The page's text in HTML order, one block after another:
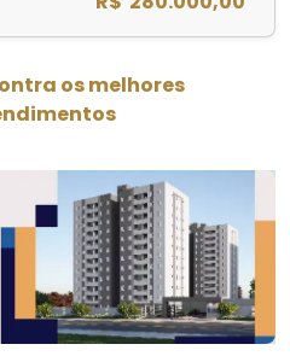
os melhores